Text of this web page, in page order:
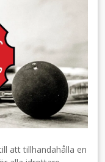
att tillhandahålla en